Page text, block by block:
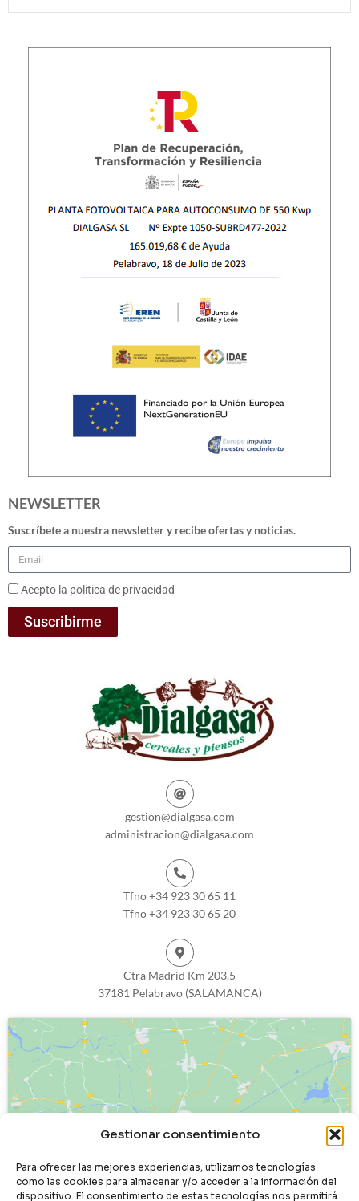
Gestionar consentimiento
Para ofrecer las mejores experiencias, utilizamos tecnologías
como las cookies para almacenar y/o acceder a la información del
dispositivo. El consentimiento de estas tecnologías nos permitirá
NEWSLETTER
Suscríbete a nuestra newsletter y recibe ofertas y noticias.
Acepto la politica de privacidad
Suscribirme
gestion@dialgasa.com
administracion@dialgasa.com
Tfno +34 923 30 65 11
Tfno +34 923 30 65 20
Ctra Madrid Km 203.5
37181 Pelabravo (SALAMANCA)
Haz clic para aceptar cookies de